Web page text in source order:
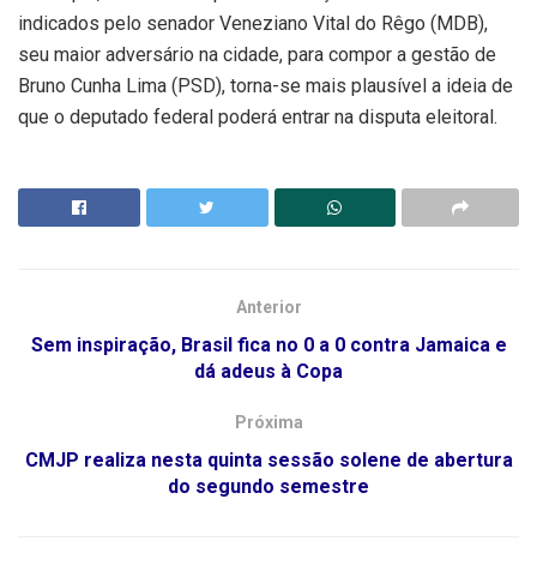
indicados pelo senador Veneziano Vital do Rêgo (MDB),
seu maior adversário na cidade, para compor a gestão de
Bruno Cunha Lima (PSD), torna-se mais plausível a ideia de
que o deputado federal poderá entrar na disputa eleitoral.
Anterior
Sem inspiração, Brasil fica no 0 a 0 contra Jamaica e
dá adeus à Copa
Próxima
CMJP realiza nesta quinta sessão solene de abertura
do segundo semestre